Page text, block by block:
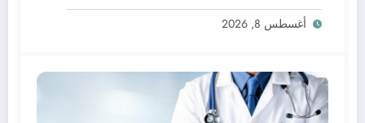
أغسطس 8, 2026